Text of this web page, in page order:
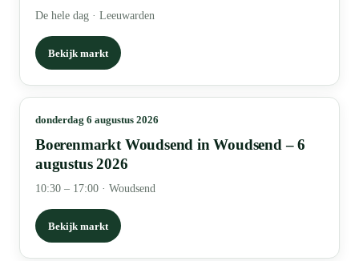
De hele dag · Leeuwarden
Bekijk markt
donderdag 6 augustus 2026
Boerenmarkt Woudsend in Woudsend – 6
augustus 2026
10:30 – 17:00 · Woudsend
Bekijk markt